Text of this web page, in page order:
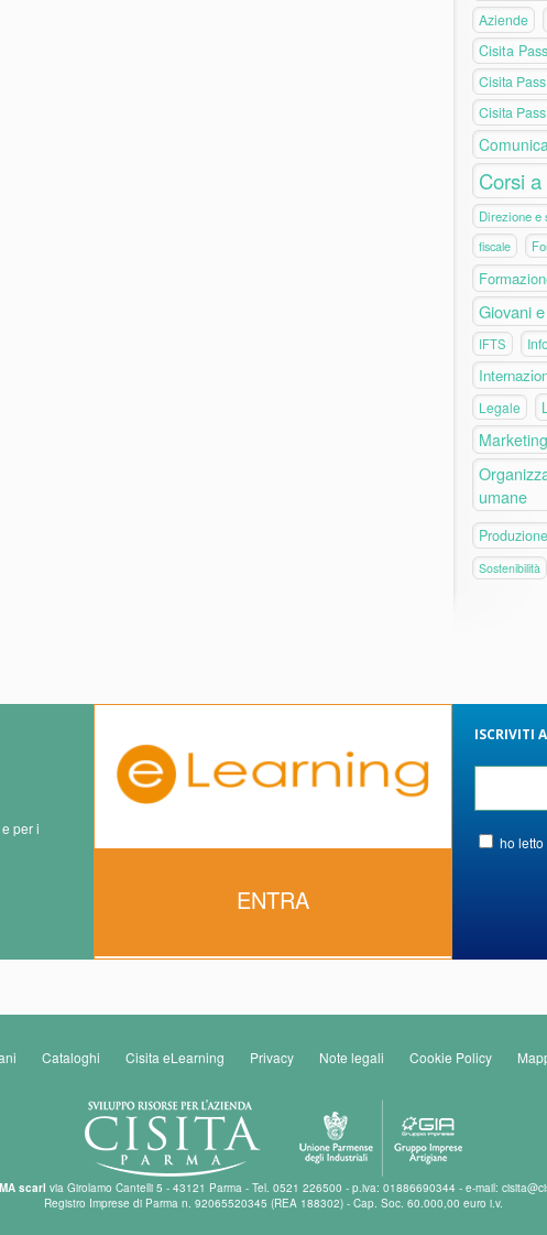
Aziende
Cisita
Cisita
Cisita
Corsi
Direzione e
fiscale
Giovani
IFTS
Legale
umane
Produzione
Sostenibilità
per i
ENTRA
ISCRIVITI
ho letto
Cataloghi Cisita eLearning Privacy Note legali Cookie Policy
scarl via Girolamo Cantelli 5 - 43121 Parma - Tel. 0521 226500 - p.iva: 01886690344 - e-mail:
Registro Imprese di Parma n. 92065520345 (REA 188302) - Cap. Soc. 60.000,00 euro i.v.